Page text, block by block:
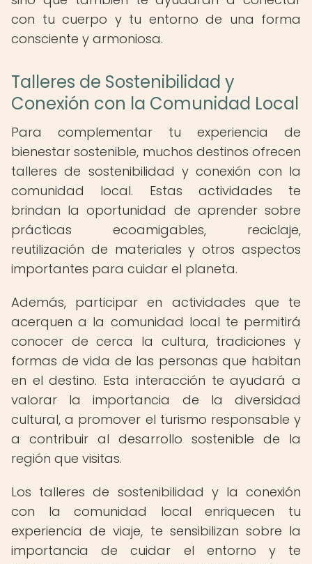
con tu cuerpo y tu entorno de una forma
consciente y armoniosa.
Talleres de Sostenibilidad y
Conexión con la Comunidad Local
Para complementar tu experiencia de
bienestar sostenible, muchos destinos ofrecen
talleres de sostenibilidad y conexión con la
comunidad local. Estas actividades te
brindan la oportunidad de aprender sobre
prácticas ecoamigables, reciclaje,
reutilización de materiales y otros aspectos
importantes para cuidar el planeta.
Además, participar en actividades que te
acerquen a la comunidad local te permitirá
conocer de cerca la cultura, tradiciones y
formas de vida de las personas que habitan
en el destino. Esta interacción te ayudará a
valorar la importancia de la diversidad
cultural, a promover el turismo responsable y
a contribuir al desarrollo sostenible de la
región que visitas.
Los talleres de sostenibilidad y la conexión
con la comunidad local enriquecen tu
experiencia de viaje, te sensibilizan sobre la
importancia de cuidar el entorno y te